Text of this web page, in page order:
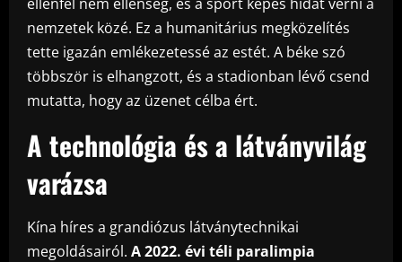
nemzetek közé. Ez a humanitárius megközelítés
tette igazán emlékezetessé az estét. A béke szó
többször is elhangzott, és a stadionban lévő csend
mutatta, hogy az üzenet célba ért.
A technológia és a látványvilág
varázsa
Kína híres a grandiózus látványtechnikai
megoldásairól. A 2022. évi téli paralimpia